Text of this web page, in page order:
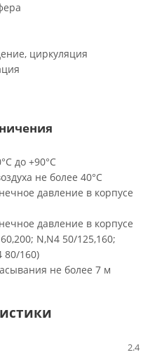
циркуляция
до +90°C
не более 40°C
давление в корпусе
давление в корпусе
N,N4 50/125,160;
80/160)
не более 7 м
2.4